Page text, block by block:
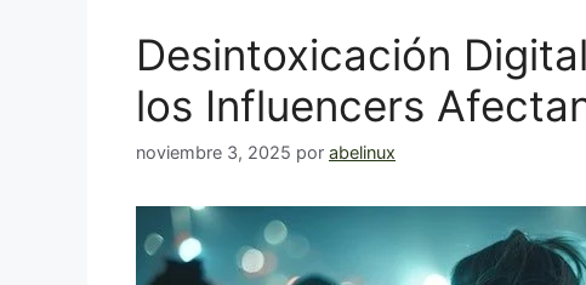
Desintoxicación
los Influencers
noviembre 3, 2025 por abelinux